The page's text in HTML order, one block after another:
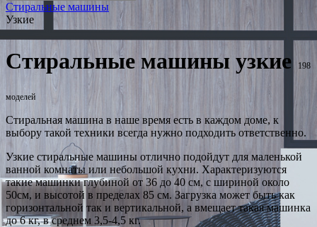
Стиральные машины
Узкие
Стиральные машины узкие 198
моделей
Стиральная машина в наше время есть в каждом доме, к
выбору такой техники всегда нужно подходить ответственно.
Узкие стиральные машины отлично подойдут для маленькой
ванной комнаты или небольшой кухни. Характеризуются
такие машинки глубиной от 36 до 40 см, с шириной около
50см, и высотой в пределах 85 см. Загрузка может быть как
горизонтальной так и вертикальной, а вмещает такая машинка
до 6 кг, в среднем 3,5-4,5 кг.